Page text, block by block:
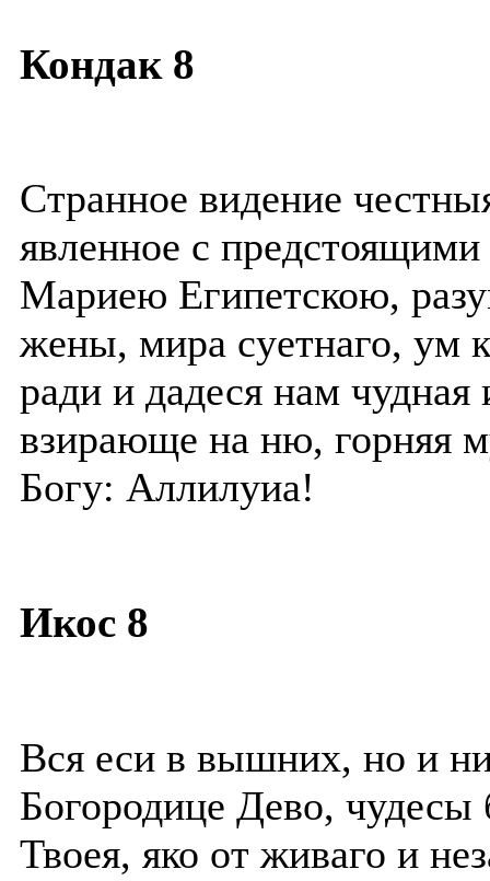
Кондак 8
Странное видение
явленное с
Мариею Египетскою,
жены, мира суетнаго, ум
ради и дадеся нам
взирающе на ню, горняя
Богу: Аллилуиа!
Икос 8
Вся еси в вышних, но и
Богородице Дево,
Твоея, яко от живаго и